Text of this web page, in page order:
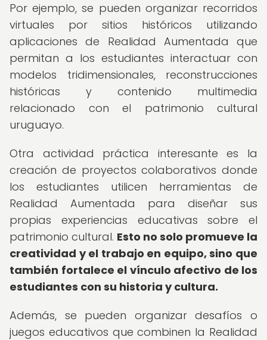
Por ejemplo, se pueden organizar recorridos
virtuales por sitios históricos utilizando
aplicaciones de Realidad Aumentada que
permitan a los estudiantes interactuar con
modelos tridimensionales, reconstrucciones
históricas y contenido multimedia
relacionado con el patrimonio cultural
uruguayo.
Otra actividad práctica interesante es la
creación de proyectos colaborativos donde
los estudiantes utilicen herramientas de
Realidad Aumentada para diseñar sus
propias experiencias educativas sobre el
patrimonio cultural. Esto no solo promueve la
creatividad y el trabajo en equipo, sino que
también fortalece el vínculo afectivo de los
estudiantes con su historia y cultura.
Además, se pueden organizar desafíos o
juegos educativos que combinen la Realidad